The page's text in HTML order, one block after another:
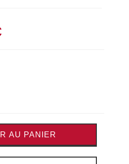
AU PANIER